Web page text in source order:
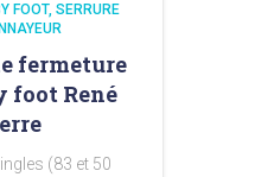
FOOT SERRURE
fermeture
foot René
(83 et 50